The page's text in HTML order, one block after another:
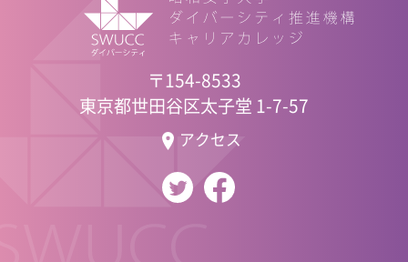
〒154-8533
東京都世田谷区太子堂 1-7-57
アクセス